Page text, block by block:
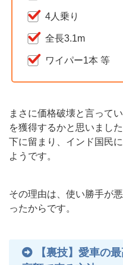
4人乗り
全長3.1m
ワイパー1本 等
まさに価格破壊と言って
を獲得するかと思いまし
下に留まり、インド国民
ようです。
その理由は、使い勝手が
ったからです。
【裏技】愛車の